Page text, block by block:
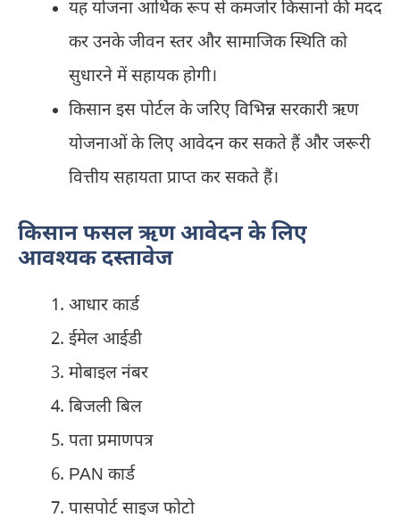
यह योजना आर्थिक रूप से कमजोर किसानों की मदद
कर उनके जीवन स्तर और सामाजिक स्थिति को
सुधारने में सहायक होगी।
किसान इस पोर्टल के जरिए विभिन्न सरकारी ऋण
योजनाओं के लिए आवेदन कर सकते हैं और जरूरी
वित्तीय सहायता प्राप्त कर सकते हैं।
किसान फसल ऋण आवेदन के लिए
आवश्यक दस्तावेज
आधार कार्ड
ईमेल आईडी
मोबाइल नंबर
बिजली बिल
पता प्रमाणपत्र
PAN कार्ड
पासपोर्ट साइज फोटो